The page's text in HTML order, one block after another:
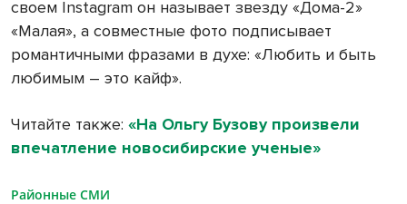
своем Instagram он называет звезду «Дома-2»
«Малая», а совместные фото подписывает
романтичными фразами в духе: «Любить и быть
любимым – это кайф».
Читайте также: «На Ольгу Бузову произвели
впечатление новосибирские ученые»
Районные СМИ